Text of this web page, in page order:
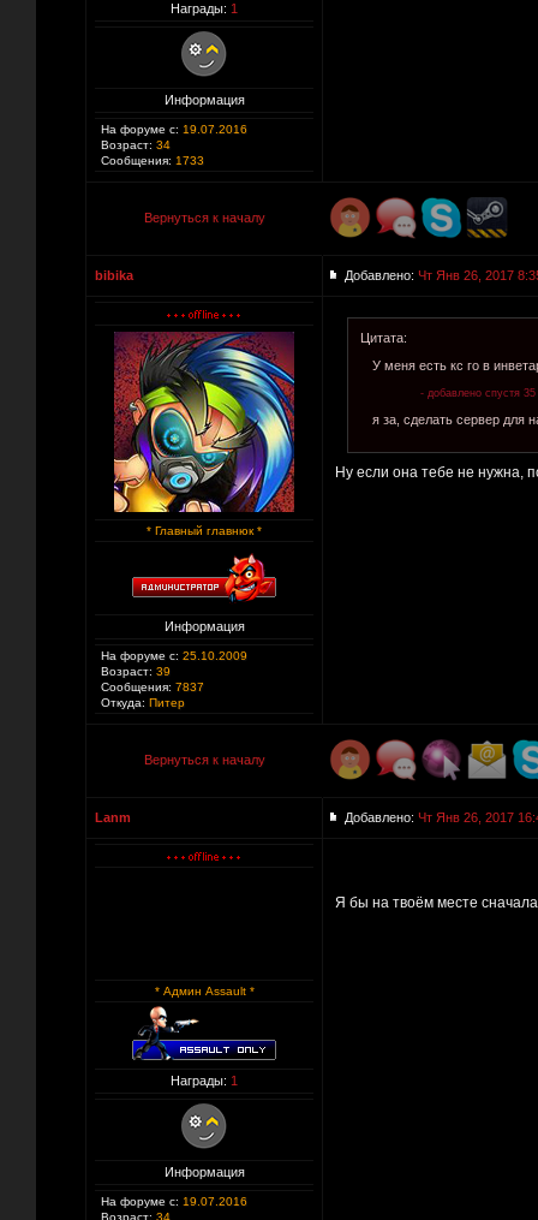
Награды: 1
Информация
На форуме с: 19.07.2016
Возраст: 34
Сообщения: 1733
Вернуться к началу
bibika Добавлено: Чт Янв 26, 2017
* Главный главнюк *
Информация
На форуме с: 25.10.2009
Возраст: 39
Сообщения: 7837
Откуда: Питер
Цитата:
У меня есть кс го в
- добавлено спустя 35
я за, сделать сервер для
Ну если она тебе не нужна,
Вернуться к началу
Lanm Добавлено: Чт Янв 26, 2017
* Админ Assault *
Награды: 1
Информация
На форуме с: 19.07.2016
Возраст: 34
Я бы на твоём месте